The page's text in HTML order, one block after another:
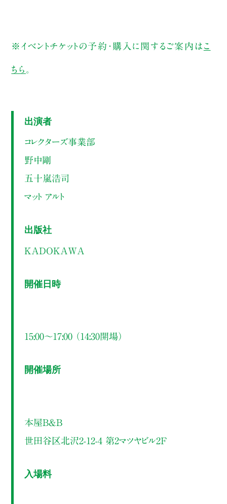
※イベントチケットの予約・購入に関するご案内は こ
ちら
出演者
コレクターズ事業部
野中剛
五十嵐浩司
マット アルト
出版社
KADOKAWA
開催日時
15:00～17:00 （14:30開場）
開催場所
本屋B&B
世田谷区北沢2-12-4 第2マツヤビル2F
入場料